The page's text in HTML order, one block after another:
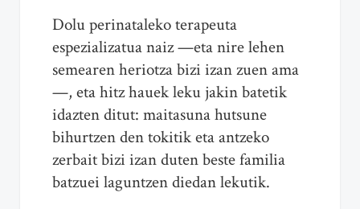
Dolu perinataleko terapeuta
espezializatua naiz —eta nire lehen
semearen heriotza bizi izan zuen ama
—, eta hitz hauek leku jakin batetik
idazten ditut: maitasuna hutsune
bihurtzen den tokitik eta antzeko
zerbait bizi izan duten beste familia
batzuei laguntzen diedan lekutik.